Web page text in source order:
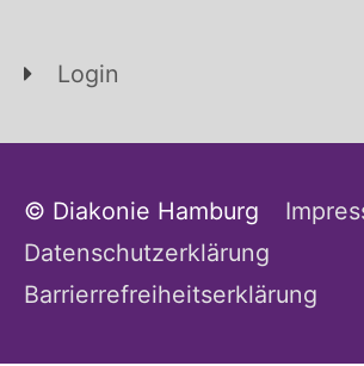
Login
© Diakonie Hamburg
Datenschutzerklärung
Barrierrefreiheitserklärung